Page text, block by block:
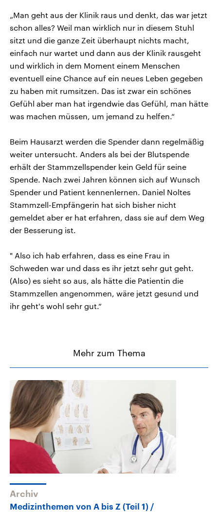
„Man geht aus der Klinik raus und denkt, das war jetzt
schon alles? Weil man wirklich nur in diesem Stuhl
sitzt und die ganze Zeit überhaupt nichts macht,
einfach nur wartet und dann aus der Klinik rausgeht
und wirklich in dem Moment einem Menschen
eventuell eine Chance auf ein neues Leben gegeben
zu haben mit rumsitzen. Das ist zwar ein schönes
Gefühl aber man hat irgendwie das Gefühl, man hätte
was machen müssen, um jemand zu helfen.“
Beim Hausarzt werden die Spender dann regelmäßig
weiter untersucht. Anders als bei der Blutspende
erhält der Stammzellspender kein Geld für seine
Spende. Nach zwei Jahren können sich auf Wunsch
Spender und Patient kennenlernen. Daniel Noltes
Stammzell-Empfängerin hat sich bisher nicht
gemeldet aber er hat erfahren, dass sie auf dem Weg
der Besserung ist.
" Also ich hab erfahren, dass es eine Frau in
Schweden war und dass es ihr jetzt sehr gut geht.
(Also) es sieht so aus, als hätte die Patientin die
Stammzellen angenommen, wäre jetzt gesund und
ihr geht's wohl sehr gut.“
Mehr zum Thema
Archiv
Medizinthemen von A bis Z (Teil 1)